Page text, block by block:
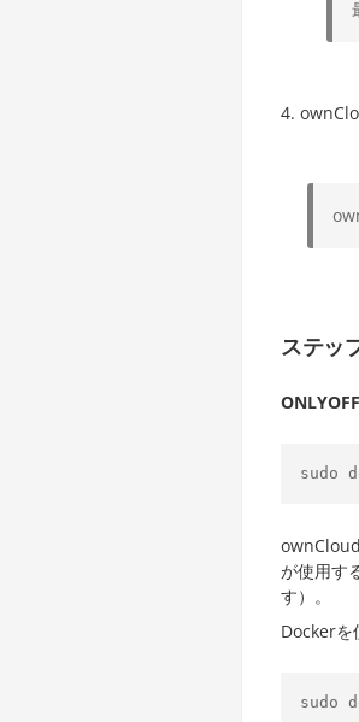
ステッ
sudo
が使用す
す）。
Dockerを
sudo